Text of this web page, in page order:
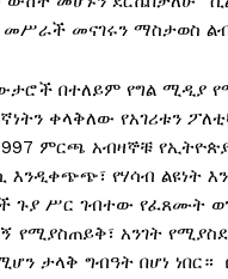
መሥራች መናገሩን ማስታወስ
በተለይም የግል ሚዲያ
ቀላቅለው የአገሪቱን
ምርጫ አብዛኞቹ
የሃሳብ ልዩነት
ጉያ ሥር ገብተው የፈጸሙት
የሚያስጠይቅ፣ አንገት
ታላቅ ግብዓት በሆነ ነበር።